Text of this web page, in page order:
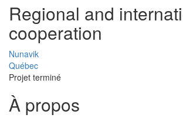
Regional and
cooperation
Nunavik
Québec
Projet terminé
À propos